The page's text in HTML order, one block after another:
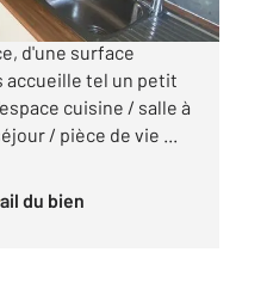
cet
d'une surface
accueille tel un petit
cuisine / salle à
/ pièce de vie ...
du bien